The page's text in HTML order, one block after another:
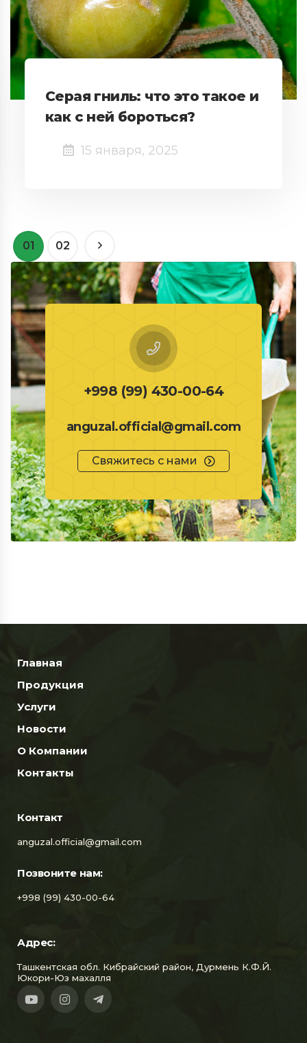
Серая гниль: что это такое и
как с ней бороться?
15 января, 2025
01 02
+998 (99) 430-00-64
anguzal.official@gmail.com
Свяжитесь с нами
Главная
Продукция
Услуги
Новости
О Компании
Контакты
Контакт
anguzal.official@gmail.com
Позвоните нам:
+998 (99) 430-00-64
Адрес:
Ташкентская обл. Кибрайский район, Дурмень К.Ф.Й.
Юкори-Юз махалля